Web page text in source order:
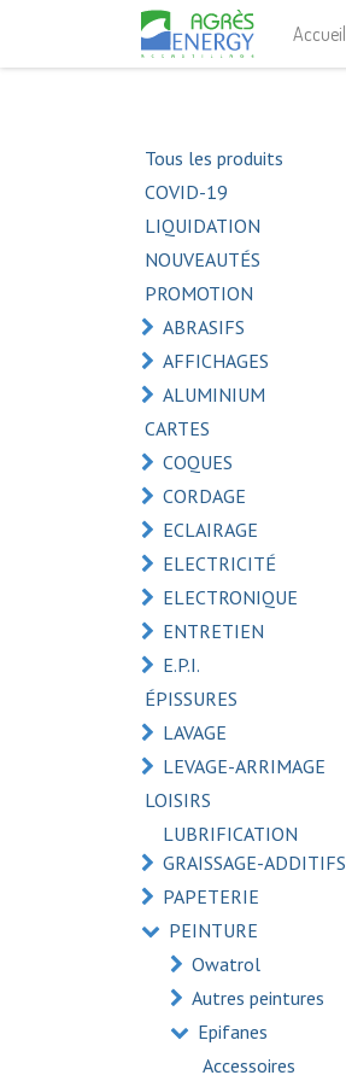
Accueil
Tous les produits
COVID-19
LIQUIDATION
NOUVEAUTÉS
PROMOTION
ABRASIFS
AFFICHAGES
ALUMINIUM
CARTES
COQUES
CORDAGE
ECLAIRAGE
ELECTRICITÉ
ELECTRONIQUE
ENTRETIEN
E.P.I.
ÉPISSURES
LAVAGE
LEVAGE-ARRIMAGE
LOISIRS
LUBRIFICATION
GRAISSAGE-ADDITIFS
PAPETERIE
PEINTURE
Owatrol
Autres peintures
Epifanes
Accessoires